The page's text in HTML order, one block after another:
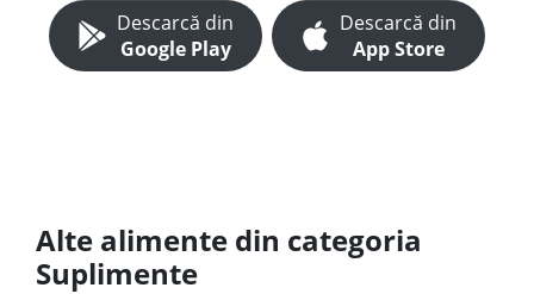
Descarcă din
Google Play
Descarcă din
App Store
Alte alimente din categoria
Suplimente